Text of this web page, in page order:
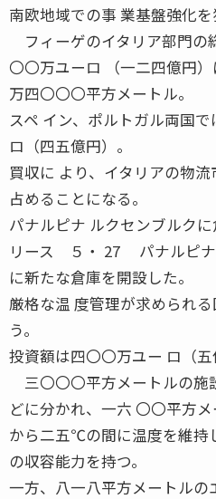
南欧地域での事 業基盤強化を
フィーゲのイタリア部門の
〇〇万ユーロ （一二四億円
万四〇〇〇平方メートル。
スペ イン、ポルトガル両国
ロ（四五億円）。
買収に より、イタリアの物
占めることになる。
パナルピナ ルクセンブルク
リース ５・ 27 パナルピナ
に新たな倉庫を開設した。
厳格な温 度管理が求められ
う。
投資額は四〇〇万ユー ロ（五
三〇〇〇平方メートルの施
どに分かれ、一六 〇〇平方
から二五℃の間に温度を維持
の収容能力を持つ。
一方、八一八平方メートルの